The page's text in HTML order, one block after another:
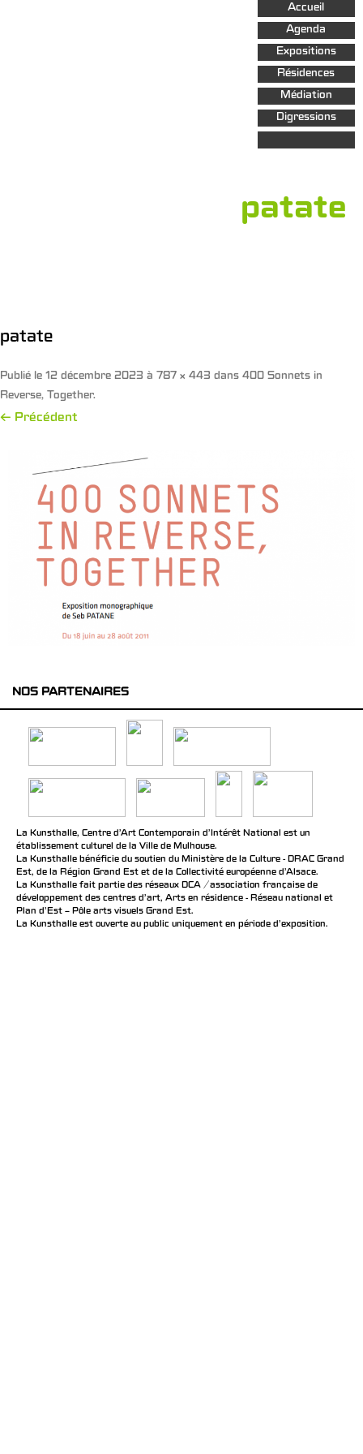
Aller au
contenu
principal
Accueil
Agenda
Expositions
Résidences
Médiation
Digressions
patate
patate
Publié le 12 décembre 2023 à 787 × 443 dans 400 Sonnets in
Reverse, Together.
← Précédent
NOS PARTENAIRES
La Kunsthalle, Centre d’Art Contemporain d’Intérêt National est un
établissement culturel de la Ville de Mulhouse.
La Kunsthalle bénéficie du soutien du Ministère de la Culture - DRAC Grand
Est, de la Région Grand Est et de la Collectivité européenne d’Alsace.
La Kunsthalle fait partie des réseaux DCA / association française de
développement des centres d'art, Arts en résidence - Réseau national et
Plan d’Est – Pôle arts visuels Grand Est.
La Kunsthalle est ouverte au public uniquement en période d'exposition.